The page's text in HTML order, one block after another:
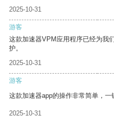
2025-10-31
游客
这款加速器VPM应用程序已经为我
护。
2025-10-31
游客
这款加速器app的操作非常简单，一
2025-10-31